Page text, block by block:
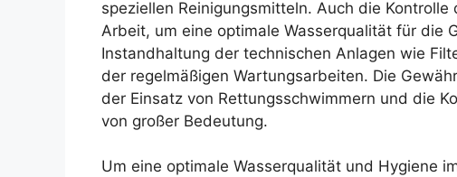
speziellen Reinigungsmitteln. Auch die
Arbeit, um eine optimale Wasserqualität für die
Instandhaltung der technischen Anlagen wie
der regelmäßigen Wartungsarbeiten. Die
der Einsatz von Rettungsschwimmern und die
von großer Bedeutung.
Um eine optimale Wasserqualität und Hygiene